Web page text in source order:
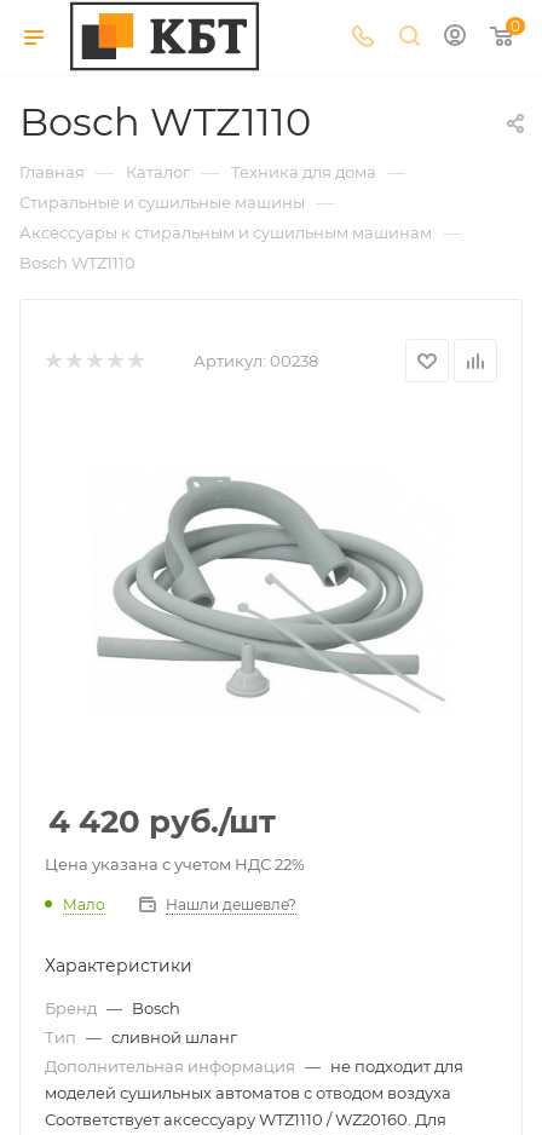
0
Bosch WTZ1110
Главная — Каталог — Техника для дома —
Стиральные и сушильные машины —
Аксессуары к стиральным и сушильным машинам —
Bosch WTZ1110
Артикул: 00238
4 420 руб./шт
Цена указана с учетом НДС 22%
Мало Нашли дешевле?
Характеристики
Бренд — Bosch
Тип — сливной шланг
Дополнительная информация — не подходит для
моделей сушильных автоматов с отводом воздуха
Соответствует аксессуару WTZ1110 / WZ20160. Для